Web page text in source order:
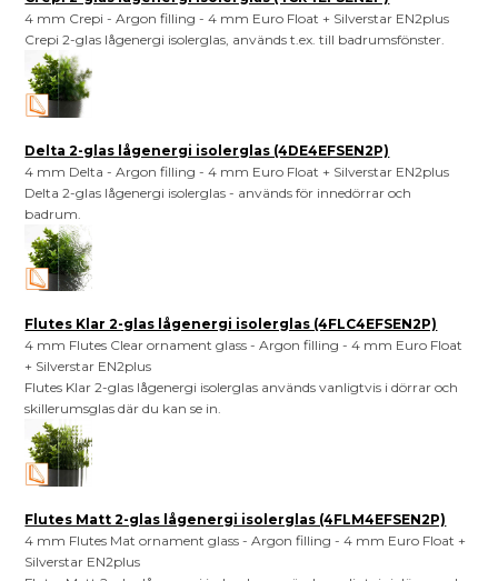
4 mm Crepi - Argon filling - 4 mm Euro Float + Silverstar EN2plus
Crepi 2-glas lågenergi isolerglas, används t.ex. till badrumsfönster.
Delta 2-glas lågenergi isolerglas (4DE4EFSEN2P)
4 mm Delta - Argon filling - 4 mm Euro Float + Silverstar EN2plus
Delta 2-glas lågenergi isolerglas - används för innedörrar och
badrum.
Flutes Klar 2-glas lågenergi isolerglas (4FLC4EFSEN2P)
4 mm Flutes Clear ornament glass - Argon filling - 4 mm Euro Float
+ Silverstar EN2plus
Flutes Klar 2-glas lågenergi isolerglas används vanligtvis i dörrar och
skillerumsglas där du kan se in.
Flutes Matt 2-glas lågenergi isolerglas (4FLM4EFSEN2P)
4 mm Flutes Mat ornament glass - Argon filling - 4 mm Euro Float +
Silverstar EN2plus